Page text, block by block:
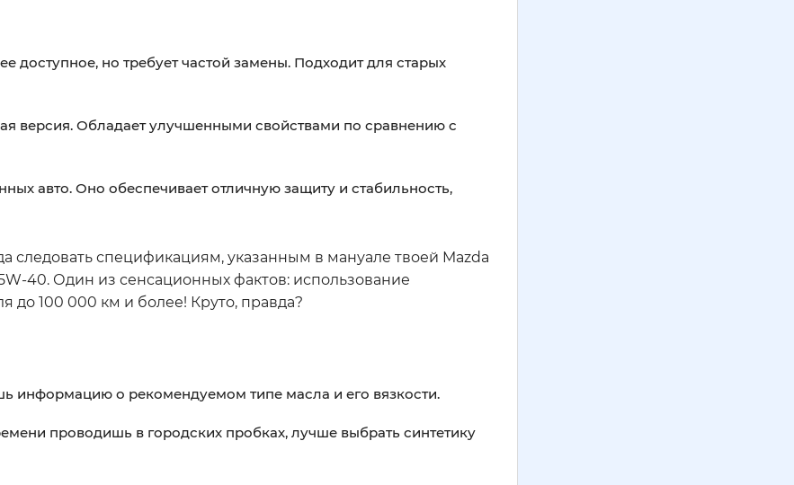
доступное, но требует частой замены. Подходит для старых
версия. Обладает улучшенными свойствами по сравнению с
авто. Оно обеспечивает отличную защиту и стабильность,
следовать спецификациям, указанным в мануале твоей Mazda
40. Один из сенсационных фактов: использование
до 100 000 км и более! Круто, правда?
информацию о рекомендуемом типе масла и его вязкости.
проводишь в городских пробках, лучше выбрать синтетику